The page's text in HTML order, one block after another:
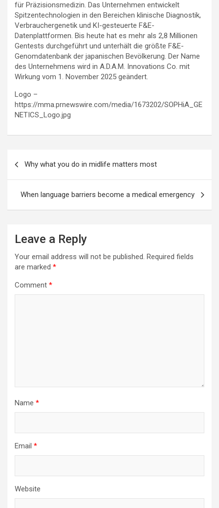
für Präzisionsmedizin. Das Unternehmen entwickelt
Spitzentechnologien in den Bereichen klinische Diagnostik,
Verbrauchergenetik und KI-gesteuerte F&E-
Datenplattformen. Bis heute hat es mehr als 2,8 Millionen
Gentests durchgeführt und unterhält die größte F&E-
Genomdatenbank der japanischen Bevölkerung. Der Name
des Unternehmens wird in A.D.A.M. Innovations Co. mit
Wirkung vom 1. November 2025 geändert.
Logo –
https://mma.prnewswire.com/media/1673202/SOPHiA_GE
NETICS_Logo.jpg
navigation
Why what you do in midlife matters most
When language barriers become a medical emergency
Leave a Reply
Your email address will not be published. Required fields
are marked *
Comment *
Name *
Email *
Website